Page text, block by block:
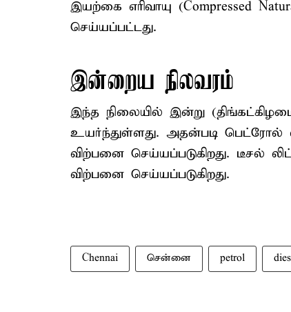
இயற்கை எரிவாயு (Compressed
செய்யப்பட்டது.
இன்றைய நிலவரம்
இந்த நிலையில் இன்று
உயர்ந்துள்ளது. அதன்படி பெட்ரோல்
விற்பனை செய்யப்படுகிறது. டீசல்
விற்பனை செய்யப்படுகிறது.
Chennai சென்னை petrol